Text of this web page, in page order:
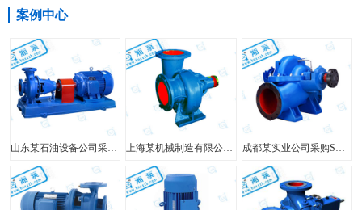
案例中心
山东某石油设备公司采购FIS型单级单吸离心泵